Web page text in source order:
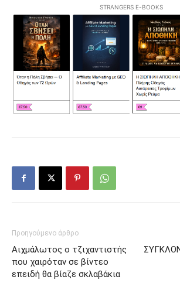
STRANGERS E-BOOKS
Προηγούμενο άρθρο
Αιχμάλωτος ο τζιχαντιστής
που χαιρόταν σε βίντεο
επειδή θα βίαζε σκλαβάκια